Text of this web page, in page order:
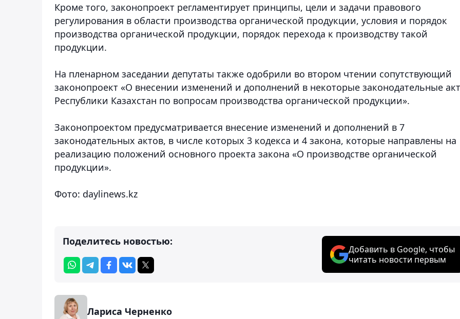
Кроме того, законопроект регламентирует принципы, цели и задачи правового
регулирования в области производства органической продукции, условия и порядок
производства органической продукции, порядок перехода к производству такой
продукции.
На пленарном заседании депутаты также одобрили во втором чтении сопутствующий
законопроект «О внесении изменений и дополнений в некоторые законодательные
Республики Казахстан по вопросам производства органической продукции».
Законопроектом предусматривается внесение изменений и дополнений в 7
законодательных актов, в числе которых 3 кодекса и 4 закона, которые направлены на
реализацию положений основного проекта закона «О производстве органической
продукции».
Фото: daylinews.kz
Поделитесь новостью:
Добавить в Google, чтобы
читать новости первым
Лариса Черненко